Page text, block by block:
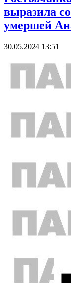
выразила
умершей
30.05.2024 13:51